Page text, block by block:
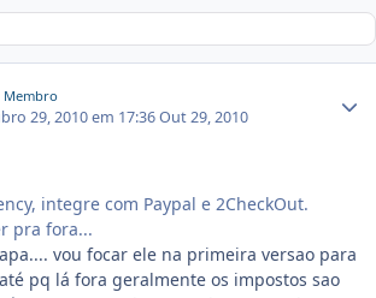
Membro
29, 2010 em 17:36Out 29, 2010
integre com Paypal e 2CheckOut.
pra fora...
vou focar ele na primeira versao para
pq lá fora geralmente os impostos sao